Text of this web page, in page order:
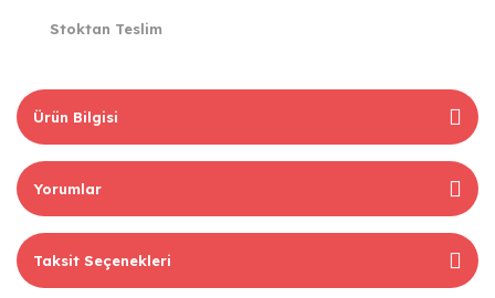
Stoktan Teslim
Ürün Bilgisi
Yorumlar
Taksit Seçenekleri